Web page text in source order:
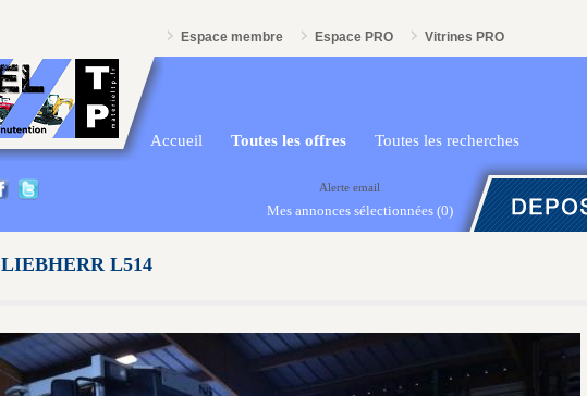
Espace membre Espace PRO Vitrines PRO
Accueil Toutes les offres Toutes les recherches
Alerte email
Mes annonces sélectionnées (0)
LIEBHERR L514